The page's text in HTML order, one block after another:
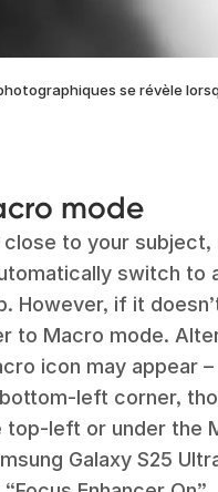
se révèle
mode
to your subject,
switch to
However, if it
to Macro mode.
icon may appear
left corner,
top-left or under the
Galaxy S25